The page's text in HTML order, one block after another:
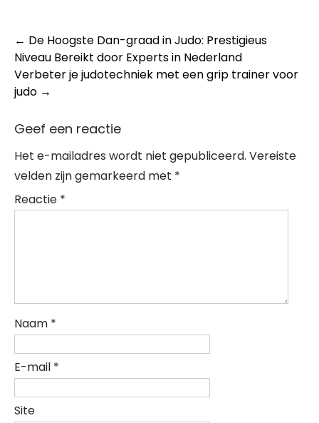
Post
navigation
← De Hoogste Dan-graad in Judo: Prestigieus
Niveau Bereikt door Experts in Nederland
Verbeter je judotechniek met een grip trainer voor
judo →
Geef een reactie
Het e-mailadres wordt niet gepubliceerd. Vereiste
velden zijn gemarkeerd met *
Reactie *
Naam *
E-mail *
Site